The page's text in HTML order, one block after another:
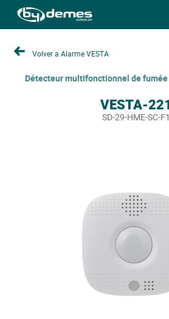
Volver a Alarme VESTA
Détecteur multifonctionnel de fumée
VESTA-221
SD-29-HME-SC-F1